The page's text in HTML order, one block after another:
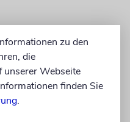
beginnt
Licht im
er weitere
Außerdem wird
zu den
die
unserer Webseite
finden Sie
.